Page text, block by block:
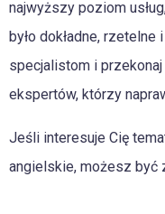
najwyższy poziom
było dokładne,
specjalistom i
ekspertów, którzy
Jeśli interesuje Cię
angielskie, możesz być